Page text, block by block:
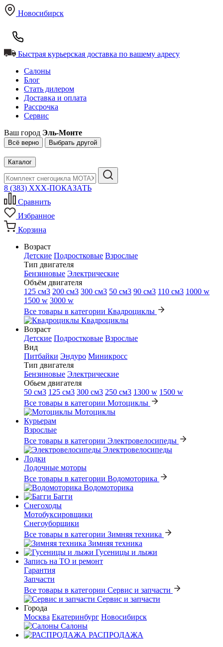
Новосибирск
Быстрая курьерская доставка по вашему адресу
Салоны
Блог
Стать дилером
Доставка и оплата
Рассрочка
Сервис
Ваш город Эль-Монте
Всё верно Выбрать другой
Каталог
8 (383) XXX-ПОКАЗАТЬ
Сравнить
Избранное
Корзина
Возраст
Детские Подростковые Взрослые
Тип двигателя
Бензиновые Электрические
Объём двигателя
125 см3 200 см3 300 см3 50 см3 90 см3 110 см3 1000 w
1500 w 3000 w
Все товары в категории Квадроциклы
Квадроциклы
Возраст
Детские Подростковые Взрослые
Вид
Питбайки Эндуро Миникросс
Тип двигателя
Бензиновые Электрические
Обьем двигателя
50 см3 125 см3 300 см3 250 см3 1300 w 1500 w
Все товары в категории Мотоциклы
Мотоциклы
Курьерам
Взрослые
Все товары в категории Электровелосипеды
Электровелосипеды
Лодки
Лодочные моторы
Все товары в категории Водомоторика
Водомоторика
Багги
Снегоходы
Мотобуксировщики
Снегоуборщики
Все товары в категории Зимняя техника
Зимняя техника
Гусеницы и лыжи
Запись на ТО и ремонт
Гарантия
Запчасти
Все товары в категории Сервис и запчасти
Сервис и запчасти
Города
Москва Екатеринбург Новосибирск
Салоны
РАСПРОДАЖА